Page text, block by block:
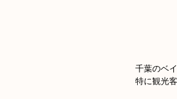
千葉のベ
特に観光